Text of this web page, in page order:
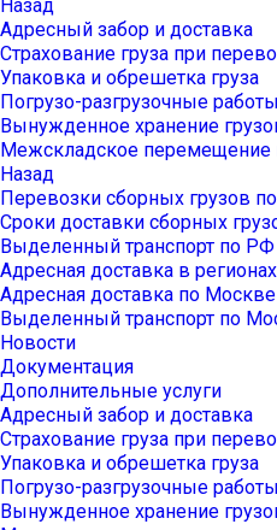
Назад
Адресный забор и доставка
Страхование груза при
Упаковка и обрешетка груза
Погрузо-разгрузочные работы
Вынужденное хранение
Межскладское перемещение
Назад
Перевозки сборных грузов
Сроки доставки сборных
Выделенный транспорт по РФ
Адресная доставка в регионах
Адресная доставка по Москве
Выделенный транспорт по
Новости
Документация
Дополнительные услуги
Адресный забор и доставка
Страхование груза при
Упаковка и обрешетка груза
Погрузо-разгрузочные работы
Вынужденное хранение